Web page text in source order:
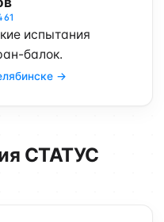
испытания
балок.
→
СТАТУС